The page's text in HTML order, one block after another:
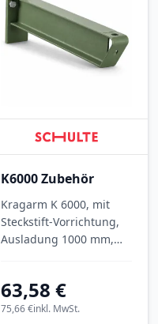
K6000 Zubehör
Kragarm K 6000, mit
Steckstift-Vorrichtung,
Ausladung 1000 mm,
63,58 €
inkl. MwSt.
75,66 €